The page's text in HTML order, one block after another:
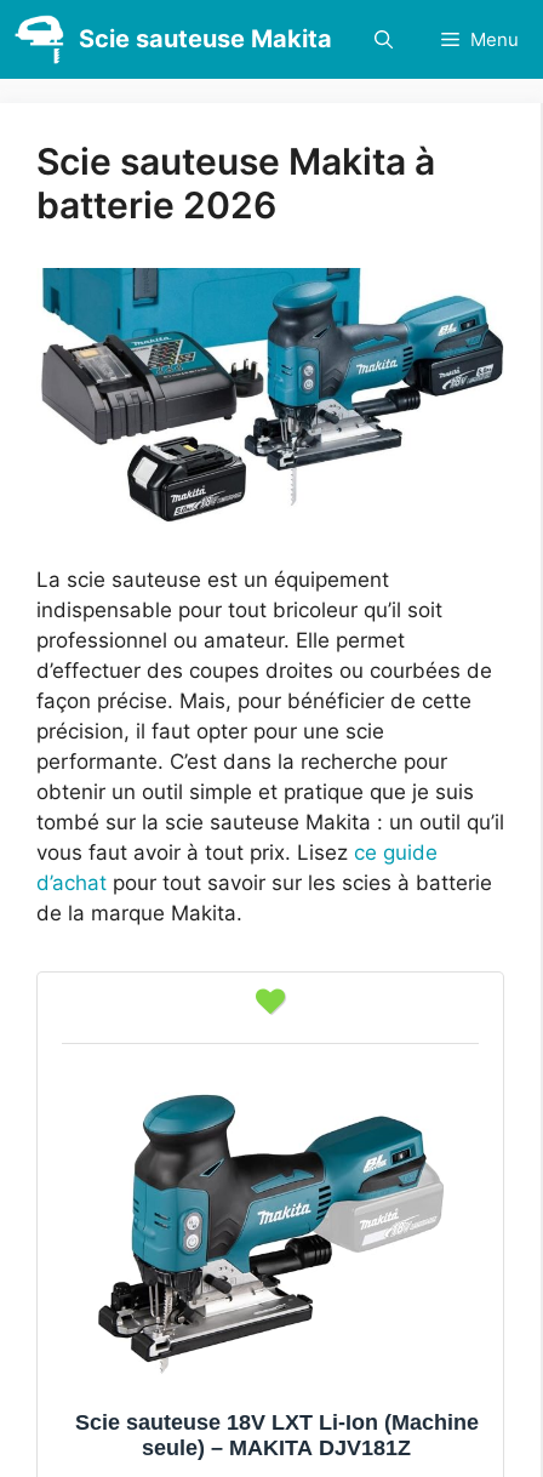
Aller
au
contenu
Scie sauteuse Makita Menu
Scie sauteuse Makita à
batterie 2026
La scie sauteuse est un équipement
indispensable pour tout bricoleur qu’il soit
professionnel ou amateur. Elle permet
d’effectuer des coupes droites ou courbées de
façon précise. Mais, pour bénéficier de cette
précision, il faut opter pour une scie
performante. C’est dans la recherche pour
obtenir un outil simple et pratique que je suis
tombé sur la scie sauteuse Makita : un outil qu’il
vous faut avoir à tout prix. Lisez ce guide
d’achat pour tout savoir sur les scies à batterie
de la marque Makita.
Scie sauteuse 18V LXT Li-Ion (Machine
seule) – MAKITA DJV181Z